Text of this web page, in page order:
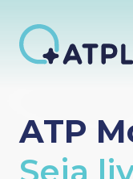
planos
ATP